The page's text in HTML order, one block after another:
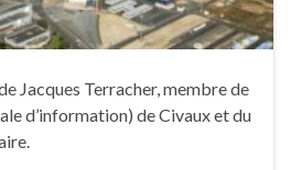
Jacques Terracher, membre de
d’information) de Civaux et du